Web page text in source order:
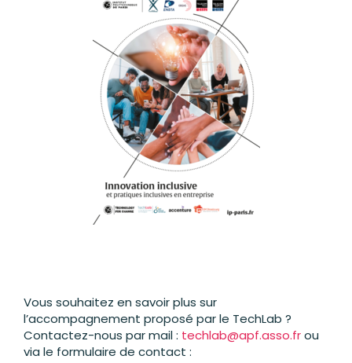
Vous souhaitez en savoir plus sur
l’accompagnement proposé par le TechLab ?
Contactez-nous par mail : techlab@apf.asso.frou
via le formulaire de contact :